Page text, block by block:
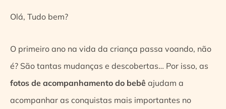
Olá, Tudo bem?
O primeiro ano na vida da criança passa voando, não
é? São tantas mudanças e descobertas… Por isso, as
fotos de acompanhamento do bebê ajudam a
acompanhar as conquistas mais importantes no